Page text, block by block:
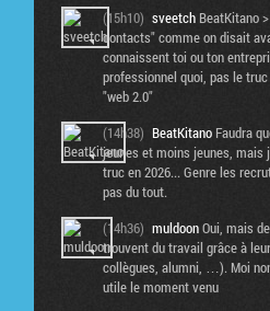
(15h10) sveetch BeatKitano
contacts" comme on disait
connaissent toi ou ton
professionnel quoi, pas le
"web 2.0"
(14h38) BeatKitano Faudra
jeunes et moins jeunes,
truc en 2026... Genre les
pas du tout.
(14h36) muldoonOui, mais
trouvent du travail grâce à
collègues, alumni, …). Moi
utile le moment venu